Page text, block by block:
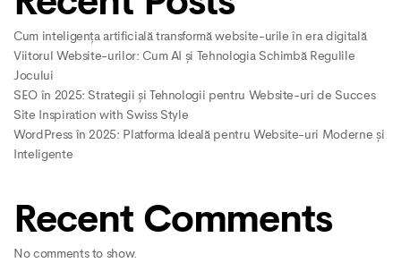
Cum inteligența artificială transformă website-urile în era digitală
Viitorul Website-urilor: Cum AI și Tehnologia Schimbă Regulile
Jocului
SEO în 2025: Strategii și Tehnologii pentru Website-uri de Succes
Site Inspiration with Swiss Style
WordPress în 2025: Platforma Ideală pentru Website-uri Moderne și
Inteligente
Recent Comments
No comments to show.